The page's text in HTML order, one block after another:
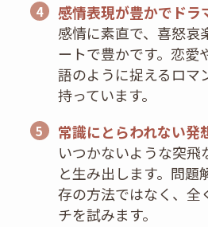
4 感情表現が豊かでドラ
感情に素直で、喜怒哀
ートで豊かです。恋愛
語のように捉えるロマ
持っています。
5 常識にとらわれない発
いつかないような突飛
と生み出します。問題
存の方法ではなく、全
チを試みます。